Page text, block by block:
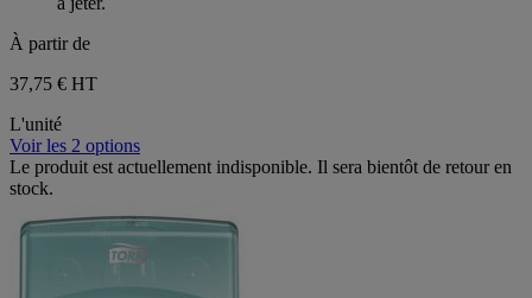
À partir de
37,75 € HT
L'unité
Voir les 2 options
Le produit est actuellement indisponible. Il sera bientôt de retour en
stock.